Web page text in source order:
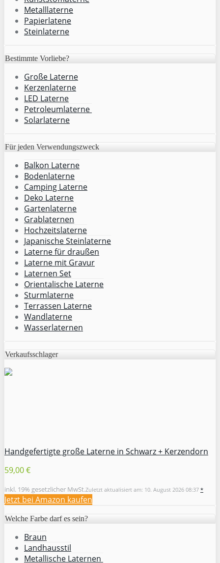
Metalllaterne
Papierlatene
Steinlaterne
Bestimmte Vorliebe?
Große Laterne
Kerzenlaterne
LED Laterne
Petroleumlaterne
Solarlaterne
Für jeden Verwendungszweck
Balkon Laterne
Bodenlaterne
Camping Laterne
Deko Laterne
Gartenlaterne
Grablaternen
Hochzeitslaterne
Japanische Steinlaterne
Laterne für draußen
Laterne mit Gravur
Laternen Set
Orientalische Laterne
Sturmlaterne
Terrassen Laterne
Wandlaterne
Wasserlaternen
Verkaufsschlager
Handgefertigte große Laterne in Schwarz + Kerzendorn
59,00 €
inkl. 19% gesetzlicher MwSt.Zuletzt aktualisiert am: 10. August 2026 08:37 *
Jetzt bei Amazon kaufen
Welche Farbe darf es sein?
Braun
Landhausstil
Metallische Laternen